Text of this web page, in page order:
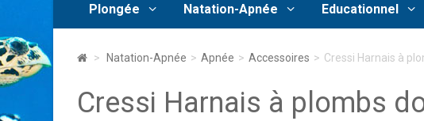
Plongée Natation-Apnée Educationnel
> Natation-Apnée > Apnée > Accessoires > Cressi Harnais à
Cressi Harnais à plombs